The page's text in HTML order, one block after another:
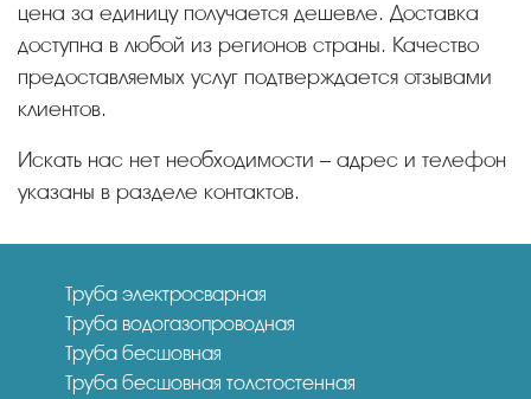
цена за единицу получается дешевле. Доставка
доступна в любой из регионов страны. Качество
предоставляемых услуг подтверждается отзывами
клиентов.
Искать нас нет необходимости – адрес и телефон
указаны в разделе контактов.
Труба электросварная
Труба водогазопроводная
Труба бесшовная
Труба бесшовная толстостенная